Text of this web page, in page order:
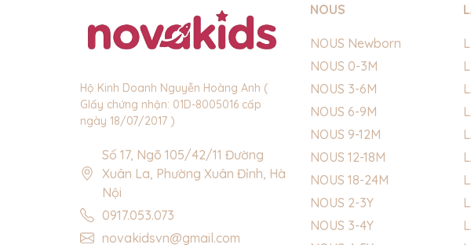
Hộ Kinh Doanh Nguyễn Hoàng Anh (
GIấy chứng nhận: 01D-8005016 cấp
ngày 18/07/2017 )
Số 17, Ngõ 105/42/11 Đường
Xuân La, Phường Xuân Đỉnh, Hà
Nội
0917.053.073
novakidsvn@gmail.com
NOUS
NOUS Newborn
NOUS 0-3M
NOUS 3-6M
NOUS 6-9M
NOUS 9-12M
NOUS 12-18M
NOUS 18-24M
NOUS 2-3Y
NOUS 3-4Y